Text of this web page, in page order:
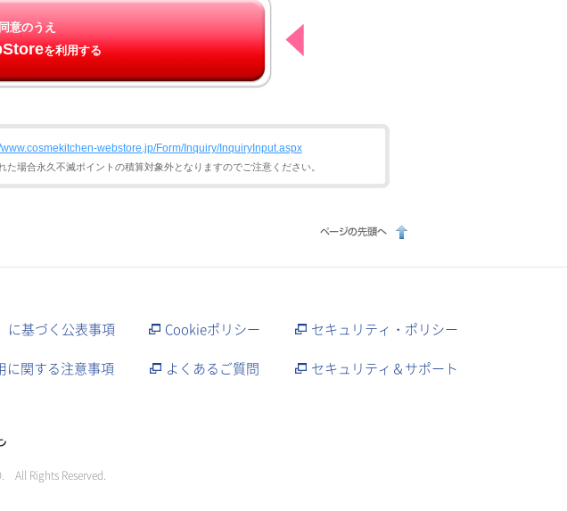
意のうえ
を利用する
www.cosmekitchen-webstore.jp/Form/Inquiry/InquiryInput.aspx
場合永久不滅ポイントの積算対象外となりますのでご注意ください。
に基づく公表事項 Cookieポリシー
セキュリティ・ポリシー
に関する注意事項 よくあるご質問
セキュリティ＆サポート
All Rights Reserved.